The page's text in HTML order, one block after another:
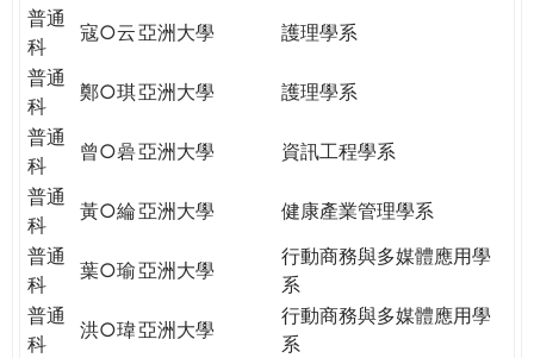
普通
科
寇○云亞洲大學
護理學系
普通
科
鄭○琪亞洲大學
護理學系
普通
科
曾○碞亞洲大學
資訊工程學系
普通
科
黃○綸亞洲大學
健康產業管理學系
普通
科
葉○瑜亞洲大學
行動商務與多媒體應用學
系
普通
科
洪○瑋亞洲大學
行動商務與多媒體應用學
系